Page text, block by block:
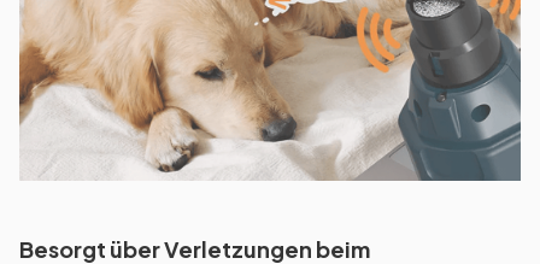
Besorgt über Verletzungen beim